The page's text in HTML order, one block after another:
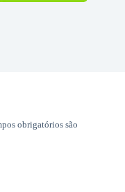
obrigatórios são